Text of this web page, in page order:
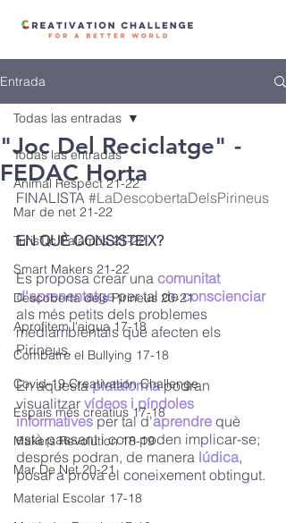
Entrada
Todas las entradas
Animal Respect 21-22
Mar de net 21-22
TurisTic Palamós 21-22
Smart Makers 21-22
Descoberta dels Pirineus 20-21
Aprofitem l'aigua 17-18
Combatre el Bullying 17-18
Covid-19 Creativation Challenge
Espais més creatius 17-18
Makers Revolution 18-19
Mar De Net 20-21
Material Escolar 17-18
Todas las entradas
"Joc Del Reciclatge" -
FEDAC Horta
FINALISTA #LaDescobertaDelsPirineus
EN QUÈ CONSISTEIX?
Es proposa crear una comunitat
d'aprenentatge per tal de conscienciar
als més petits dels problemes
mediambientals que afecten els
Pirineus.
En aquesta plataforma podran
visualitzar vídeos i píndoles
informatives per tal d'aprendre què
està passant i com poden implicar-se;
després podran, de manera lúdica,
posar a prova el coneixement obtingut.